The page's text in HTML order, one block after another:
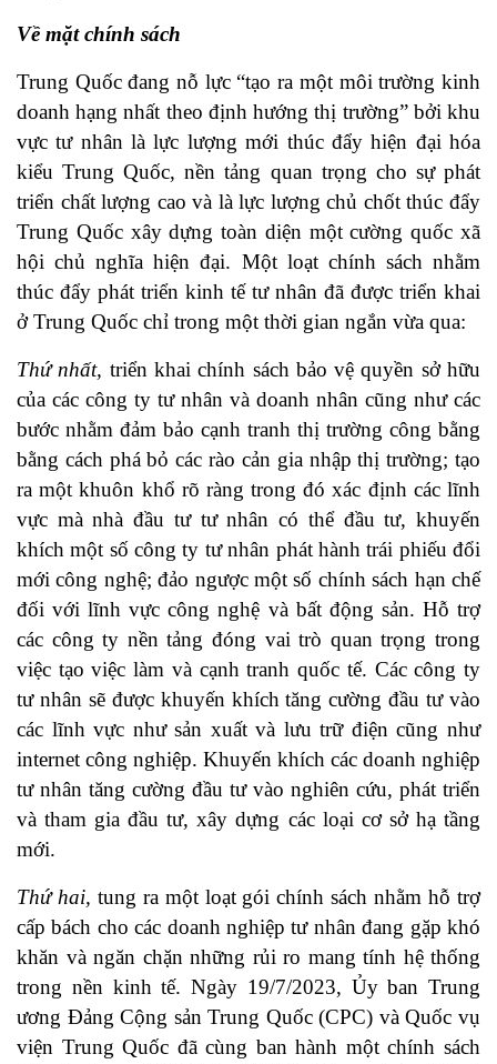
Về mặt chính sách
Trung Quốc đang nỗ lực “tạo ra một môi trường kinh
doanh hạng nhất theo định hướng thị trường” bởi khu
vực tư nhân là lực lượng mới thúc đẩy hiện đại hóa
kiểu Trung Quốc, nền tảng quan trọng cho sự phát
triển chất lượng cao và là lực lượng chủ chốt thúc đẩy
Trung Quốc xây dựng toàn diện một cường quốc xã
hội chủ nghĩa hiện đại. Một loạt chính sách nhằm
thúc đẩy phát triển kinh tế tư nhân đã được triển khai
ở Trung Quốc chỉ trong một thời gian ngắn vừa qua:
Thứ nhất, triển khai chính sách bảo vệ quyền sở hữu
của các công ty tư nhân và doanh nhân cũng như các
bước nhằm đảm bảo cạnh tranh thị trường công bằng
bằng cách phá bỏ các rào cản gia nhập thị trường; tạo
ra một khuôn khổ rõ ràng trong đó xác định các lĩnh
vực mà nhà đầu tư tư nhân có thể đầu tư, khuyến
khích một số công ty tư nhân phát hành trái phiếu đổi
mới công nghệ; đảo ngược một số chính sách hạn chế
đối với lĩnh vực công nghệ và bất động sản. Hỗ trợ
các công ty nền tảng đóng vai trò quan trọng trong
việc tạo việc làm và cạnh tranh quốc tế. Các công ty
tư nhân sẽ được khuyến khích tăng cường đầu tư vào
các lĩnh vực như sản xuất và lưu trữ điện cũng như
internet công nghiệp. Khuyến khích các doanh nghiệp
tư nhân tăng cường đầu tư vào nghiên cứu, phát triển
và tham gia đầu tư, xây dựng các loại cơ sở hạ tầng
mới.
Thứ hai, tung ra một loạt gói chính sách nhằm hỗ trợ
cấp bách cho các doanh nghiệp tư nhân đang gặp khó
khăn và ngăn chặn những rủi ro mang tính hệ thống
trong nền kinh tế. Ngày 19/7/2023, Ủy ban Trung
ương Đảng Cộng sản Trung Quốc (CPC) và Quốc vụ
viện Trung Quốc đã cùng ban hành một chính sách